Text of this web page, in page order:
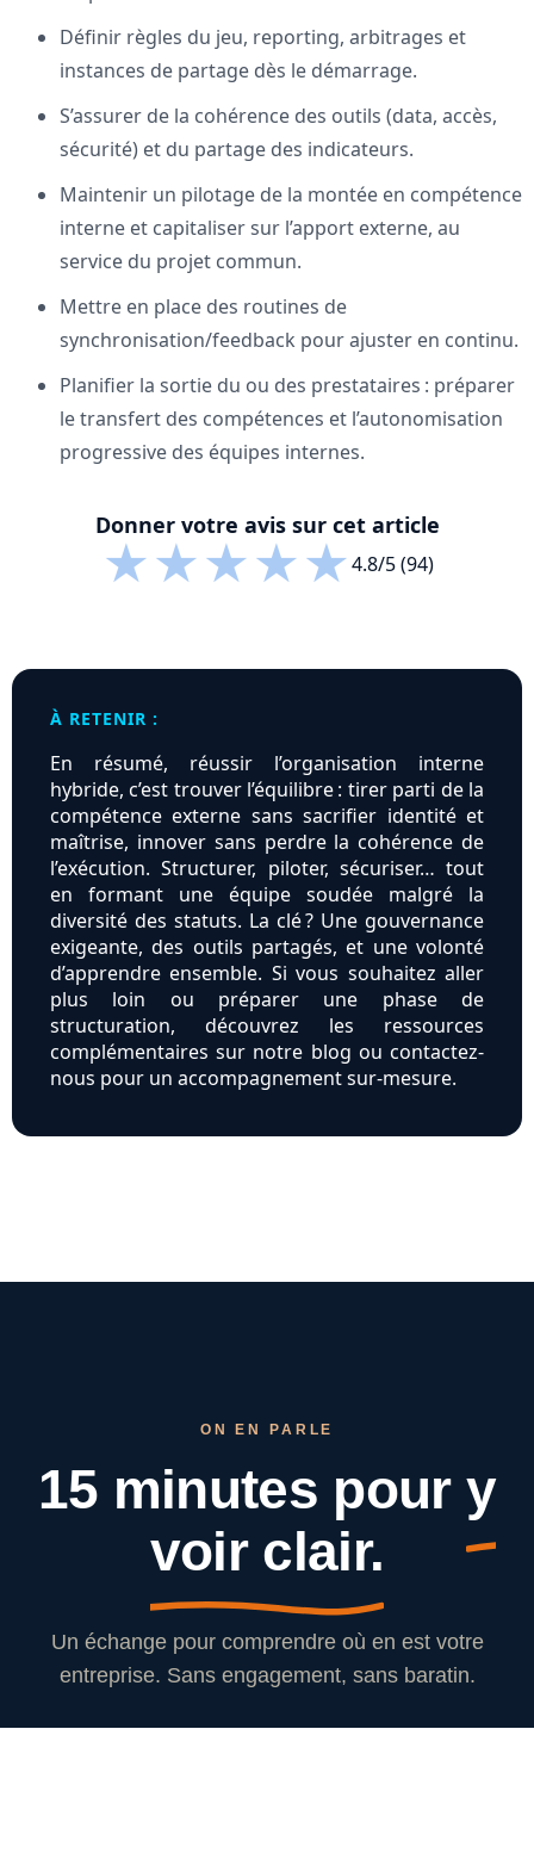
Définir règles du jeu, reporting, arbitrages et
instances de partage dès le démarrage.
S’assurer de la cohérence des outils (data, accès,
sécurité) et du partage des indicateurs.
Maintenir un pilotage de la montée en compétence
interne et capitaliser sur l’apport externe, au
service du projet commun.
Mettre en place des routines de
synchronisation/feedback pour ajuster en continu.
Planifier la sortie du ou des prestataires : préparer
le transfert des compétences et l’autonomisation
progressive des équipes internes.
Donner votre avis sur cet article
★★★★★4.8/5 (94)
À RETENIR :
En résumé, réussir l’organisation interne
hybride, c’est trouver l’équilibre : tirer parti de la
compétence externe sans sacrifier identité et
maîtrise, innover sans perdre la cohérence de
l’exécution. Structurer, piloter, sécuriser… tout
en formant une équipe soudée malgré la
diversité des statuts. La clé ? Une gouvernance
exigeante, des outils partagés, et une volonté
d’apprendre ensemble. Si vous souhaitez aller
plus loin ou préparer une phase de
structuration, découvrez les ressources
complémentaires sur notre blog ou contactez-
nous pour un accompagnement sur-mesure.
ON EN PARLE
15 minutes pour y
voir clair.
Un échange pour comprendre où en est votre
entreprise. Sans engagement, sans baratin.